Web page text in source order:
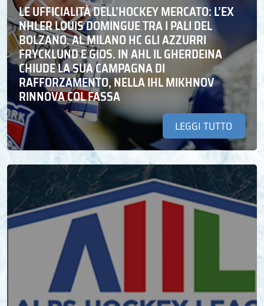
LE UFFICIALITÀ DELL’HOCKEY MERCATO: L’EX
NHLER LOUIS DOMINGUE TRA I PALI DEL
BOLZANO. AL MILANO HC GLI AZZURRI
FRYCKLUND E GIOS. IN AHL IL GHERDEINA
CHIUDE LA SUA CAMPAGNA DI
RAFFORZAMENTO, NELLA IHL MIKHNOV
RINNOVA COL FASSA
LEGGI TUTTO